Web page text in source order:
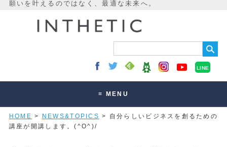
LINE
≡ MENU
未来最適化とは
HOME > NEWS&TOPICS > 自分らしいビジネスを創るための
講座が開講します。(^O^)/